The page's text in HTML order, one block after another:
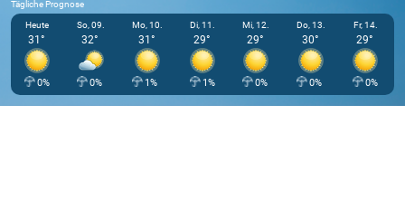
Tägliche Prognose
Heute
31°
0%
So, 09.
32°
0%
Mo, 10.
31°
1%
Di, 11.
29°
1%
Mi, 12.
29°
0%
Do, 13.
30°
0%
Fr, 14.
29°
0%